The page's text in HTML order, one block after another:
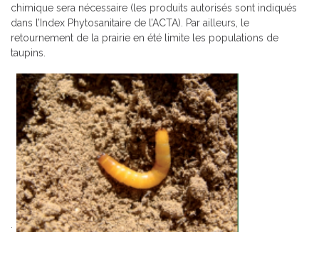
chimique sera nécessaire (les produits autorisés sont indiqués
dans l’Index Phytosanitaire de l’ACTA). Par ailleurs, le
retournement de la prairie en été limite les populations de
taupins.